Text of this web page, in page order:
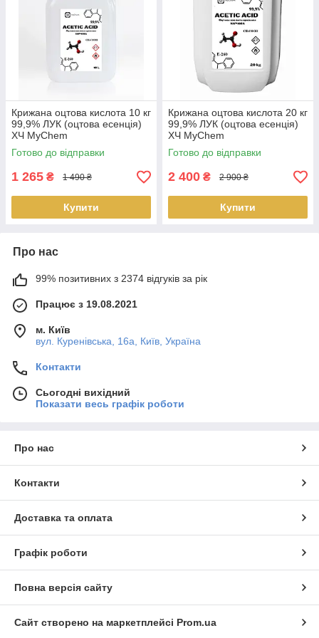
Крижана оцтова кислота 10 кг
99,9% ЛУК (оцтова есенція)
ХЧ MyChem
Готово до відправки
1 265 ₴ 1 490 ₴
Купити
Крижана оцтова кислота 20 кг
99,9% ЛУК (оцтова есенція)
ХЧ MyChem
Готово до відправки
2 400 ₴ 2 900 ₴
Купити
Про нас
99% позитивних з 2374 відгуків за рік
Працює з 19.08.2021
м. Київ
вул. Куренівська, 16а, Київ, Україна
Контакти
Сьогодні вихідний
Показати весь графік роботи
Про нас
Контакти
Доставка та оплата
Графік роботи
Повна версія сайту
Сайт створено на маркетплейсі Prom.ua